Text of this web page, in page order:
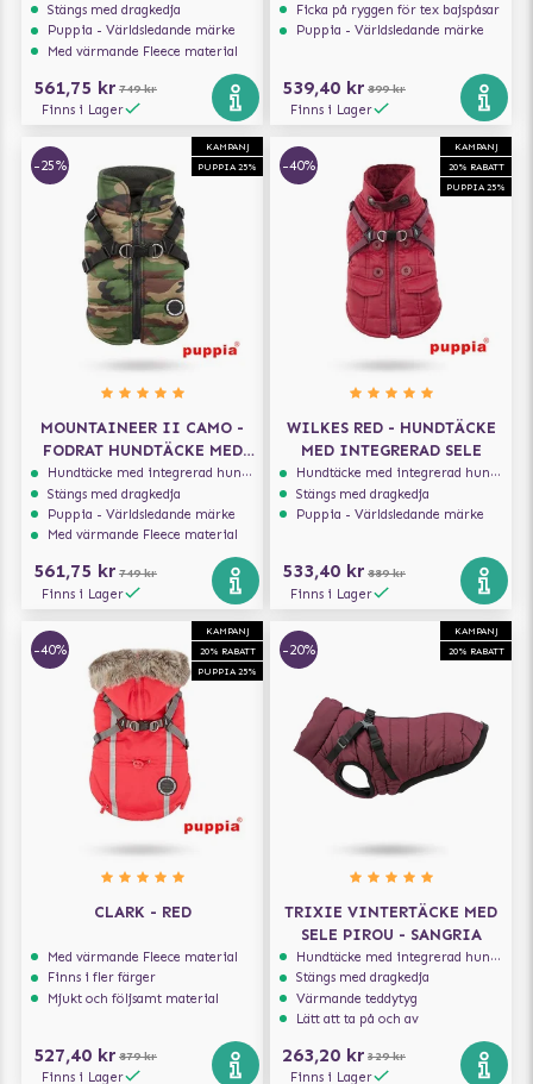
Stängs med dragkedja
Puppia - Världsledande märke
Med värmande Fleece material
561,75 kr 749 kr
Finns i Lager
Ficka på ryggen för tex bajspåsar
Puppia - Världsledande märke
539,40 kr 899 kr
Finns i Lager
KAMPANJ
PUPPIA 25%
-25%
MOUNTAINEER II CAMO -
FODRAT HUNDTÄCKE MED
INTEGRERAD SELE
Hundtäcke med integrerad hundsele
Stängs med dragkedja
Puppia - Världsledande märke
Med värmande Fleece material
561,75 kr 749 kr
Finns i Lager
KAMPANJ
20% RABATT
PUPPIA 25%
-40%
WILKES RED - HUNDTÄCKE
MED INTEGRERAD SELE
Hundtäcke med integrerad hundsele
Stängs med dragkedja
Puppia - Världsledande märke
533,40 kr 889 kr
Finns i Lager
KAMPANJ
20% RABATT
PUPPIA 25%
-40%
CLARK - RED
Med värmande Fleece material
Finns i fler färger
Mjukt och följsamt material
527,40 kr 879 kr
Finns i Lager
KAMPANJ
20% RABATT
-20%
TRIXIE VINTERTÄCKE MED
SELE PIROU - SANGRIA
Hundtäcke med integrerad hundsele
Stängs med dragkedja
Värmande teddytyg
Lätt att ta på och av
263,20 kr 329 kr
Finns i Lager